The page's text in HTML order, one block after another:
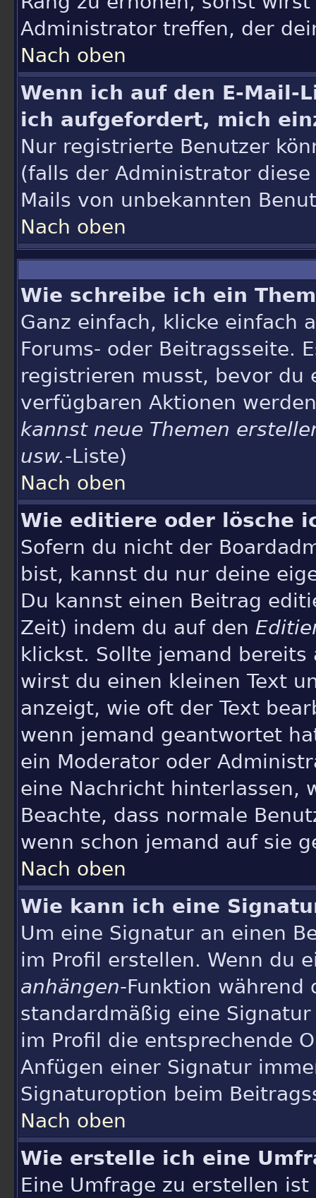
Administrator treffen, der
Nach oben
Wenn ich auf den E-Mail-
ich aufgefordert, mich
Nur registrierte Benutzer
(falls der Administrator
Mails von unbekannten
Nach oben
Wie schreibe ich ein
Ganz einfach, klicke einfach
Forums- oder Beitragsseite.
registrieren musst, bevor du
verfügbaren Aktionen
kannst neue Themen
usw.-Liste)
Nach oben
Wie editiere oder lösche
Sofern du nicht der
bist, kannst du nur deine
Du kannst einen Beitrag
Zeit) indem du auf den
klickst. Sollte jemand
wirst du einen kleinen Text
anzeigt, wie oft der Text
wenn jemand geantwortet
ein Moderator oder
eine Nachricht hinterlassen,
Beachte, dass normale
wenn schon jemand auf sie
Nach oben
Wie kann ich eine
Um eine Signatur an einen
im Profil erstellen. Wenn du
anhängen-Funktion während
standardmäßig eine
im Profil die entsprechende
Anfügen einer Signatur
Signaturoption beim
Nach oben
Wie erstelle ich eine
Eine Umfrage zu erstellen